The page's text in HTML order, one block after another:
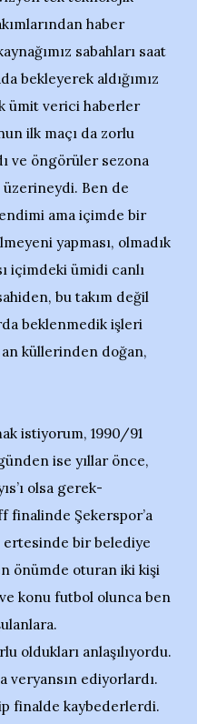
haber
sabahları saat
bekleyerek aldığımız
ümit verici haberler
ilk maçı da zorlu
ve öngörüler sezona
üzerineydi. Ben de
ama içimde bir
yapması, olmadık
içimdeki ümidi canlı
bu takım değil
beklenmedik işleri
küllerinden doğan,
istiyorum, 1990/91
ise yıllar önce,
olsa gerek-
finalinde Şekerspor’a
ertesinde bir belediye
önümde oturan iki kişi
konu futbol olunca ben
oldukları anlaşılıyordu.
veryansın ediyorlardı.
finalde kaybederlerdi.